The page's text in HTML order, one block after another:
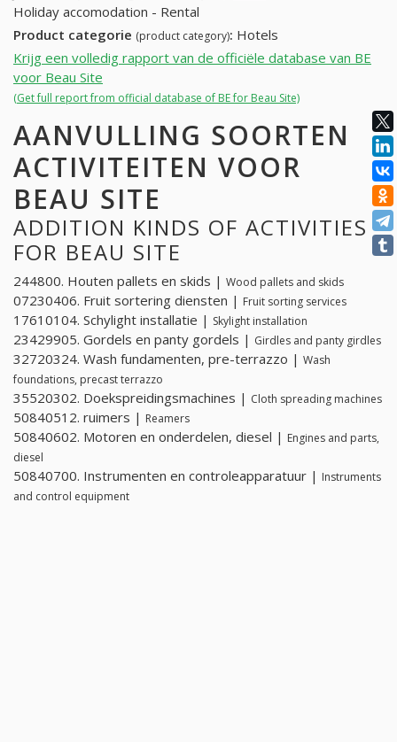
Holiday accomodation - Rental
Product categorie (product category): Hotels
Krijg een volledig rapport van de officiële database van BE
voor Beau Site
(Get full report from official database of BE for Beau Site)
AANVULLING SOORTEN
ACTIVITEITEN VOOR
BEAU SITE
ADDITION KINDS OF ACTIVITIES
FOR BEAU SITE
244800. Houten pallets en skids | Wood pallets and skids
07230406. Fruit sortering diensten | Fruit sorting services
17610104. Schylight installatie | Skylight installation
23429905. Gordels en panty gordels | Girdles and panty girdles
32720324. Wash fundamenten, pre-terrazzo | Wash
foundations, precast terrazzo
35520302. Doekspreidingsmachines | Cloth spreading machines
50840512. ruimers | Reamers
50840602. Motoren en onderdelen, diesel | Engines and parts,
diesel
50840700. Instrumenten en controleapparatuur | Instruments
and control equipment